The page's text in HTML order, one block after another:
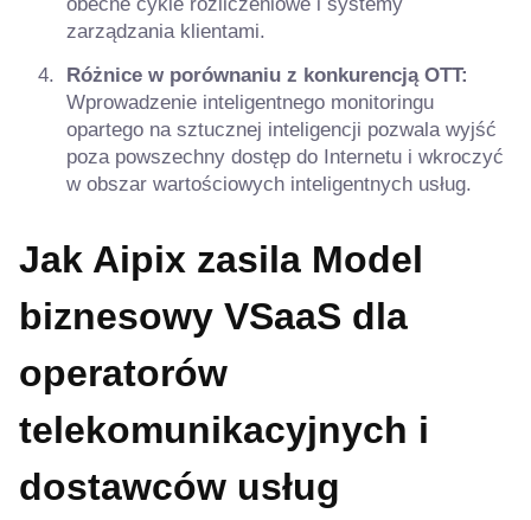
zarządzania klientami.
Różnice w porównaniu z konkurencją OTT:
Wprowadzenie inteligentnego monitoringu
opartego na sztucznej inteligencji pozwala wyjść
poza powszechny dostęp do Internetu i wkroczyć
w obszar wartościowych inteligentnych usług.
Jak Aipix zasila Model
biznesowy VSaaS dla
operatorów
telekomunikacyjnych i
dostawców usług